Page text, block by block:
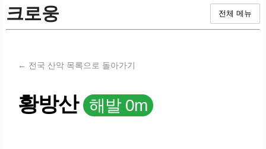
크로웅 전체 메뉴
← 전국 산악 목록으로 돌아가기
황방산 해발 0m